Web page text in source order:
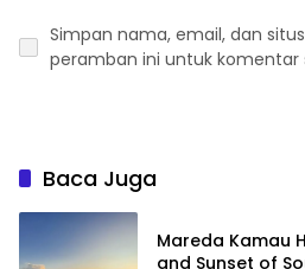
Simpan nama, email, dan
peramban ini untuk komentar
Baca Juga
Mareda Kamau
and Sunset of